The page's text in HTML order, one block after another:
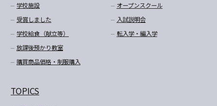
学校施設
受賞しました
学校給食（献立等）
放課後預かり教室
購買商品価格・制服購入
オープンスクール
入試説明会
転入学・編入学
TOPICS